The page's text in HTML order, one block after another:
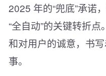
2025 年的“兜底”承诺
“全自动”的关键转折
和对用户的诚意，书
事。